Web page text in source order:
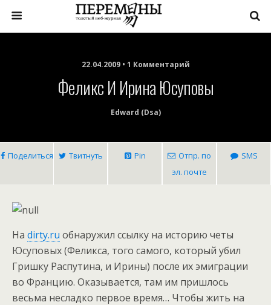
22.04.2009 • 1 Комментарий
Феликс И Ирина Юсуповы
Edward (dsa)
Поделиться Твитнуть Pin
Отпр. по
эл. почте
SMS
На dirty.ru обнаружил ссылку на историю четы
Юсуповых (Феликса, того самого, который убил
Гришку Распутина, и Ирины) после их эмиграции
во Францию. Оказывается, там им пришлось
весьма несладко первое время… Чтобы жить на